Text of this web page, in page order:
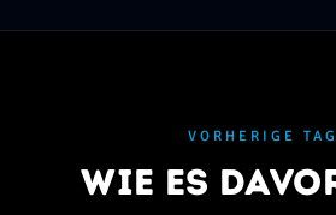
VORHERIGE
Wie es